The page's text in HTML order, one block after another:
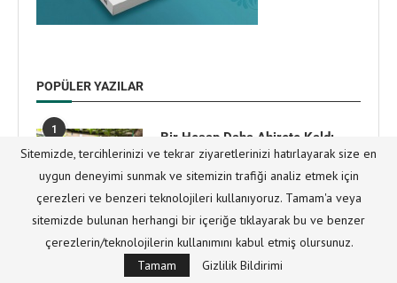
POPÜLER YAZILAR
1 Bir Hesap Daha Ahirete Kaldı…
28/07/2026
Cuma Hutbesi | Zulüm ve Zulme
Karşı Allah’ın (c.c.) Adeti
Sitemizde, tercihlerinizi ve tekrar ziyaretlerinizi hatırlayarak size en
uygun deneyimi sunmak ve sitemizin trafiği analiz etmek için
çerezleri ve benzeri teknolojileri kullanıyoruz. Tamam'a veya
sitemizde bulunan herhangi bir içeriğe tıklayarak bu ve benzer
çerezlerin/teknolojilerin kullanımını kabul etmiş olursunuz.
Tamam
Gizlilik Bildirimi